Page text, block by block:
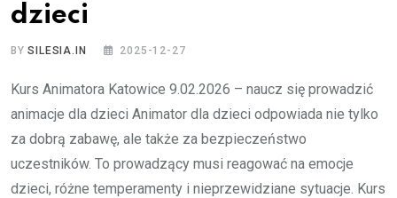
dzieci
BYSILESIA.IN 2025-12-27
Kurs Animatora Katowice 9.02.2026 – naucz się prowadzić
animacje dla dzieci Animator dla dzieci odpowiada nie tylko
za dobrą zabawę, ale także za bezpieczeństwo
uczestników. To prowadzący musi reagować na emocje
dzieci, różne temperamenty i nieprzewidziane sytuacje. Kurs